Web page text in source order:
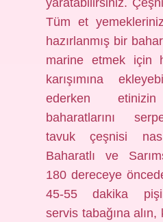
yaratabilirsiniz.
Tüm et
hazırlanmış bir
marine etmek için
karışımına
ederken
baharatlarını
tavuk çeşnisi
Baharatlı ve
180 dereceye
45-55 dakika
servis tabağına